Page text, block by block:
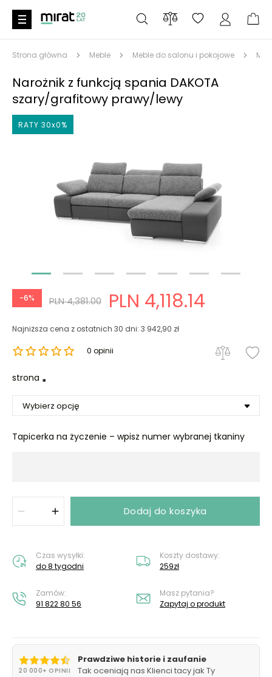
Strona główna Meble Meble do salonu i pokojowe
Narożnik z funkcją spania DAKOTA
szary/grafitowy prawy/lewy
RATY 30x0%
-6% PLN 4,381.00 PLN 4,118.14
Najniższa cena z ostatnich 30 dni: 3 942,90 zł
0 opinii
strona *
Tapicerka na życzenie – wpisz numer wybranej tkaniny
Dodaj do koszyka
Czas wysyłki:
do 8 tygodni
Koszty dostawy:
259zł
Zamów:
91 822 80 56
Masz pytania?
Zapytaj o produkt
20 000+ OPINII
Prawdziwe historie i zaufanie
Tak oceniają nas Klienci tacy jak Ty